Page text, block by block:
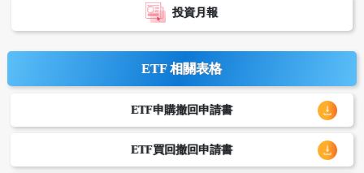
投資月報
ETF 相關表格
ETF申購撤回申請書
ETF買回撤回申請書